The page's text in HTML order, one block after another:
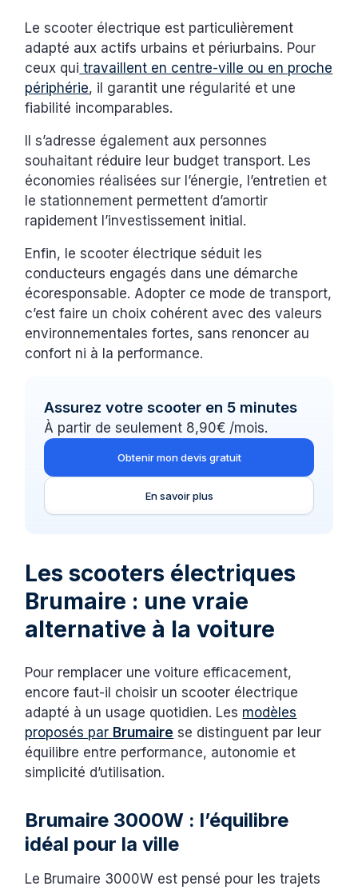
Le scooter électrique est particulièrement
adapté aux actifs urbains et périurbains. Pour
ceux qui travaillent en centre-ville ou en proche
périphérie, il garantit une régularité et une
fiabilité incomparables.
Il s’adresse également aux personnes
souhaitant réduire leur budget transport. Les
économies réalisées sur l’énergie, l’entretien et
le stationnement permettent d’amortir
rapidement l’investissement initial.
Enfin, le scooter électrique séduit les
conducteurs engagés dans une démarche
écoresponsable. Adopter ce mode de transport,
c’est faire un choix cohérent avec des valeurs
environnementales fortes, sans renoncer au
confort ni à la performance.
Assurez votre scooter en 5 minutes
À partir de seulement 8,90€ /mois.
Obtenir mon devis gratuit
En savoir plus
Les scooters électriques
Brumaire : une vraie
alternative à la voiture
Pour remplacer une voiture efficacement,
encore faut-il choisir un scooter électrique
adapté à un usage quotidien. Les modèles
proposés par Brumaire se distinguent par leur
équilibre entre performance, autonomie et
simplicité d’utilisation.
Brumaire 3000W : l’équilibre
idéal pour la ville
Le Brumaire 3000W est pensé pour les trajets